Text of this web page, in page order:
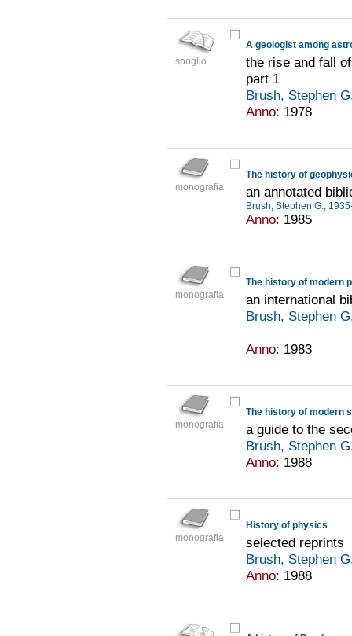
spoglio
A geologist among
the rise and fall
part 1
Brush, Stephen
Anno: 1978
monografia
The history of
an annotated
Brush, Stephen G.,
Anno: 1985
monografia
The history of modern
an international
Brush, Stephen
Anno: 1983
monografia
The history of modern
a guide to the
Brush, Stephen
Anno: 1988
monografia
History of physics
selected reprints
Brush, Stephen
Anno: 1988